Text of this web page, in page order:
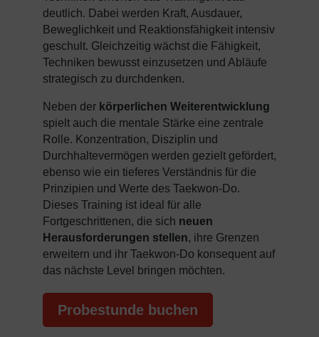
deutlich. Dabei werden Kraft, Ausdauer,
Beweglichkeit und Reaktionsfähigkeit intensiv
geschult. Gleichzeitig wächst die Fähigkeit,
Techniken bewusst einzusetzen und Abläufe
strategisch zu durchdenken.
Neben der körperlichen Weiterentwicklung
spielt auch die mentale Stärke eine zentrale
Rolle. Konzentration, Disziplin und
Durchhaltevermögen werden gezielt gefördert,
ebenso wie ein tieferes Verständnis für die
Prinzipien und Werte des Taekwon-Do.
Dieses Training ist ideal für alle
Fortgeschrittenen, die sich neuen
Herausforderungen stellen, ihre Grenzen
erweitern und ihr Taekwon-Do konsequent auf
das nächste Level bringen möchten.
Probestunde buchen